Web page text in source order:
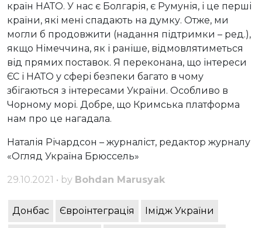
країн НАТО. У нас є Болгарія, є Румунія, і це перші
країни, які мені спадають на думку. Отже, ми
могли б продовжити (надання підтримки – ред.),
якщо Німеччина, як і раніше, відмовлятиметься
від прямих поставок. Я переконана, що інтереси
ЄС і НАТО у сфері безпеки багато в чому
збігаються з інтересами України. Особливо в
Чорному морі. Добре, що Кримська платформа
нам про це нагадала.
Наталія Річардсон – журналіст, редактор журналу
«Огляд Україна Брюссель»
29.10.2021 • by Bohdan Marusyak
Донбас Євроінтеграція Імідж України